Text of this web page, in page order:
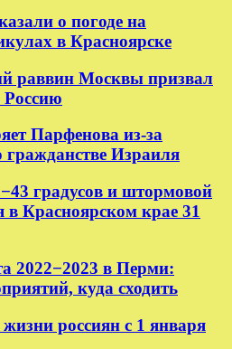
о погоде на
в Красноярске
раввин Москвы призвал
Россию
Парфенова из-за
гражданстве Израиля
градусов и штормовой
в Красноярском крае 31
2022−2023 в Перми:
куда сходить
россиян с 1 января